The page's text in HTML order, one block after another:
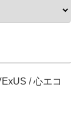
/ 心エコ